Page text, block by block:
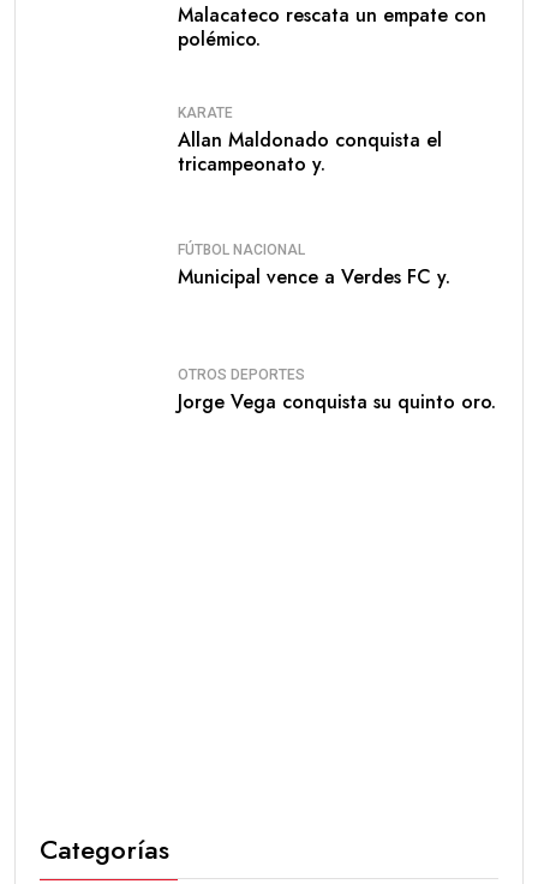
Malacateco rescata un empate con
polémico.
KARATE
Allan Maldonado conquista el
tricampeonato y.
FÚTBOL NACIONAL
Municipal vence a Verdes FC y.
OTROS DEPORTES
Jorge Vega conquista su quinto oro.
Categorías